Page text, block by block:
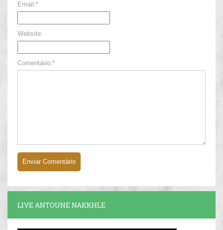
Email:*
Website:
Comentário:*
LIVE ANTOUNE NAKKHLE